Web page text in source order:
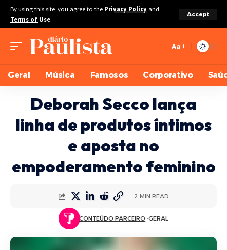
By using this site, you agree to the Privacy Policy and
Terms of Use.
Accept
Aa
Geral Música Famosos Corporativo
Deborah Secco lança
linha de produtos íntimos
e aposta no
empoderamento feminino
CONTEÚDO PARCEIRO GERAL
2 MIN READ